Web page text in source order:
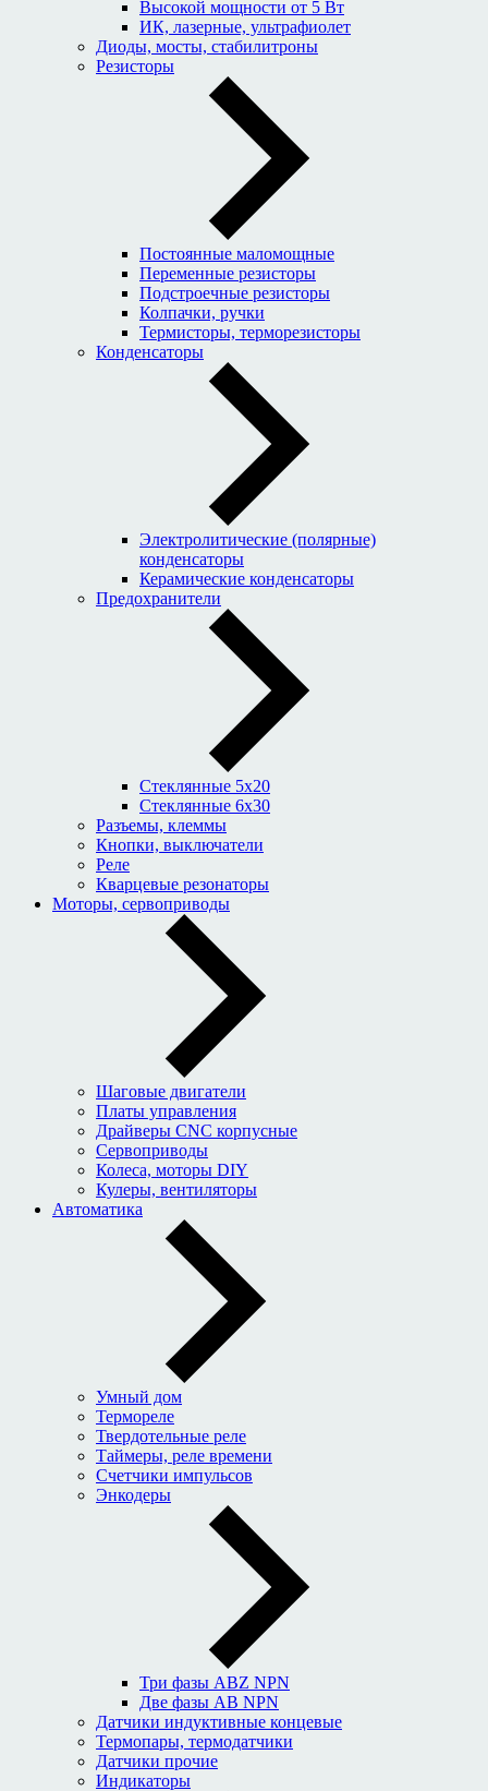
Высокой мощности от 5 Вт
ИК, лазерные, ультрафиолет
Диоды, мосты, стабилитроны
Резисторы
Постоянные маломощные
Переменные резисторы
Подстроечные резисторы
Колпачки, ручки
Термисторы, терморезисторы
Конденсаторы
Электролитические (полярные)
конденсаторы
Керамические конденсаторы
Предохранители
Стеклянные 5x20
Стеклянные 6x30
Разъемы, клеммы
Кнопки, выключатели
Реле
Кварцевые резонаторы
Моторы, сервоприводы
Шаговые двигатели
Платы управления
Драйверы CNC корпусные
Сервоприводы
Колеса, моторы DIY
Кулеры, вентиляторы
Автоматика
Умный дом
Термореле
Твердотельные реле
Таймеры, реле времени
Счетчики импульсов
Энкодеры
Три фазы ABZ NPN
Две фазы AB NPN
Датчики индуктивные концевые
Термопары, термодатчики
Датчики прочие
Индикаторы